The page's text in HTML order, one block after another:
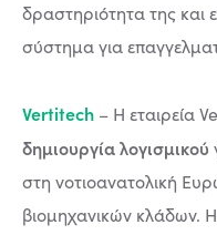
δραστηριότητα της και
σύστημα για
Vertitech – Η εταιρεία
δημιουργία λογισμικού
στη νοτιοανατολική
βιομηχανικών κλάδων.